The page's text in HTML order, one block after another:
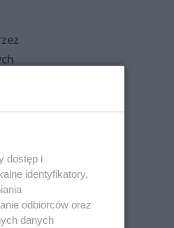
dostęp i
identyfikatory,
odbiorców oraz
danych